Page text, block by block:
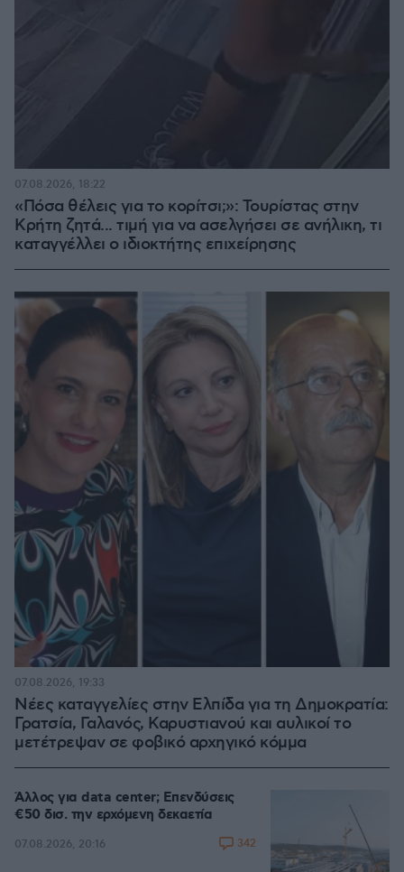
«Πόσα θέλεις για το κορίτσι;»: Τουρίστας στην
Κρήτη ζητά... τιμή για να ασελγήσει σε ανήλικη, τι
καταγγέλλει ο ιδιοκτήτης επιχείρησης
07.08.2026, 18:22
Νέες καταγγελίες στην Ελπίδα για τη Δημοκρατία:
Γρατσία, Γαλανός, Καρυστιανού και αυλικοί το
μετέτρεψαν σε φοβικό αρχηγικό κόμμα
07.08.2026, 19:33
Άλλος για data center; Επενδύσεις
€50 δισ. την ερχόμενη δεκαετία
07.08.2026, 20:16 342